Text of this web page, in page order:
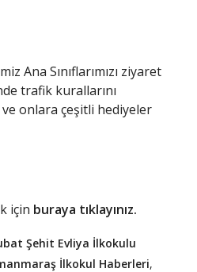
Ana Sınıflarımızı ziyaret
trafik kurallarını
onlara çeşitli hediyeler
için buraya tıklayınız.
Şehit Evliya İlkokulu
İlkokul Haberleri,